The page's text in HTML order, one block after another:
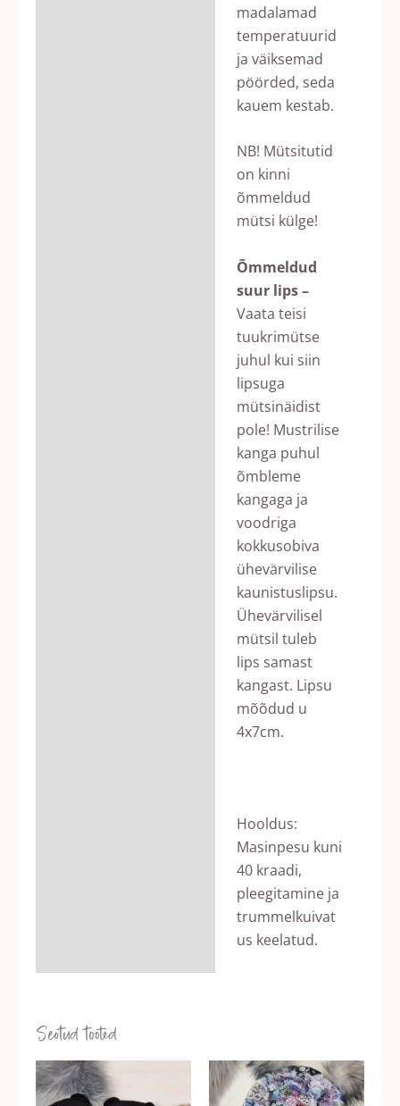
madalamad
temperatuurid
ja väiksemad
pöörded, seda
kauem kestab.
NB! Mütsitutid
on kinni
õmmeldud
mütsi külge!
Õmmeldud
suur lips –
Vaata teisi
tuukrimütse
juhul kui siin
lipsuga
mütsinäidist
pole! Mustrilise
kanga puhul
õmbleme
kangaga ja
voodriga
kokkusobiva
ühevärvilise
kaunistuslipsu.
Ühevärvilisel
mütsil tuleb
lips samast
kangast. Lipsu
mõõdud u
4x7cm.
Hooldus:
Masinpesu kuni
40 kraadi,
pleegitamine ja
trummelkuivat
us keelatud.
Seotud tooted
Hinnavahemik:
kuni
Sellel
tootel
Hinnavahemik:
20,00 €
kuni
Sellel
tootel